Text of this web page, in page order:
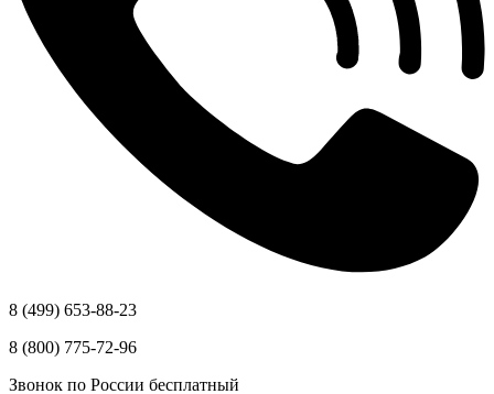
8 (499) 653-88-23
8 (800) 775-72-96
Звонок по России бесплатный